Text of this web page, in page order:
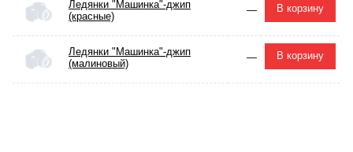
Ледянки "Машинка"-джип
(красные)
— В корзину
Ледянки "Машинка"-джип
(малиновый)
— В корзину